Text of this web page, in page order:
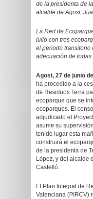
de la presidenta de
alcalde de Agost,
La Red de
julio con tres
el periodo transitorio
adecuación de
Agost, 27 de junio
ha procedido a la
de Residuos Terra
ecoparque que se
ecoparques. El
adjudicado el
asume su
tenido lugar esta
construirá el
de la presidenta de
López, y del alcalde
Castelló.
El Plan Integral de
Valenciana (PIRCV)